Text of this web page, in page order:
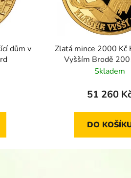
dům v
Zlatá mince 2000 Kč
Vyšším Brodě
Skladem
51 260
DO